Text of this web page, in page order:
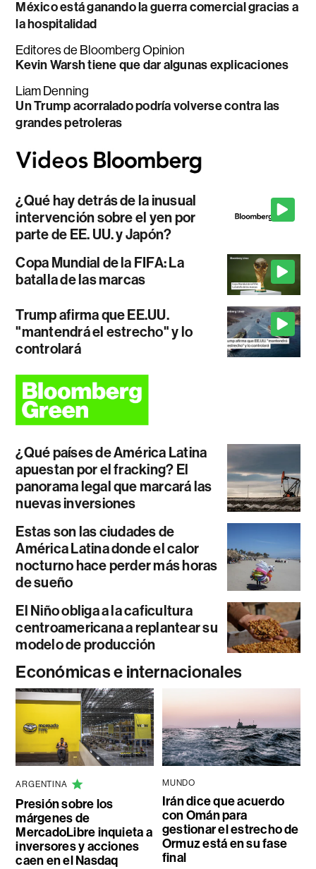
México está ganando la guerra comercial gracias a
la hospitalidad
Editores de Bloomberg Opinion
Kevin Warsh tiene que dar algunas explicaciones
Liam Denning
Un Trump acorralado podría volverse contra las
grandes petroleras
¿Qué hay detrás de la inusual
intervención sobre el yen por
parte de EE. UU. y Japón?
Copa Mundial de la FIFA: La
batalla de las marcas
Trump afirma que EE.UU.
"mantendrá el estrecho" y lo
controlará
¿Qué países de América Latina
apuestan por el fracking? El
panorama legal que marcará las
nuevas inversiones
Estas son las ciudades de
América Latina donde el calor
nocturno hace perder más horas
de sueño
El Niño obliga a la caficultura
centroamericana a replantear su
modelo de producción
Económicas e internacionales
ARGENTINA
Presión sobre los
márgenes de
MercadoLibre inquieta a
inversores y acciones
caen en el Nasdaq
MUNDO
Irán dice que acuerdo
con Omán para
gestionar el estrecho de
Ormuz está en su fase
final